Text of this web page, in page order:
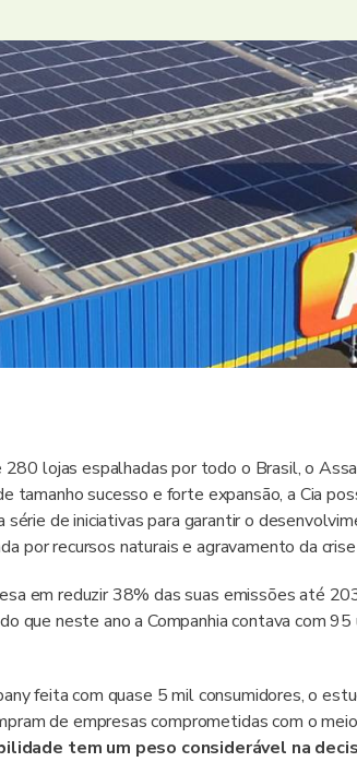
280 lojas espalhadas por todo o Brasil, o
tamanho sucesso e forte expansão, a Cia
de iniciativas para garantir o
por recursos naturais e agravamento da
em reduzir 38% das suas emissões até
que neste ano a Companhia contava com 95
feita com quase 5 mil consumidores, o
de empresas comprometidas com o
tem um peso considerável na